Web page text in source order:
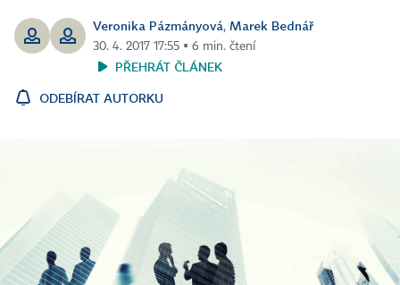
Veronika Pázmányová, Marek Bednář
30. 4. 2017 17:55 ▪ 6 min. čtení
PŘEHRÁT ČLÁNEK
ODEBÍRAT AUTORKU